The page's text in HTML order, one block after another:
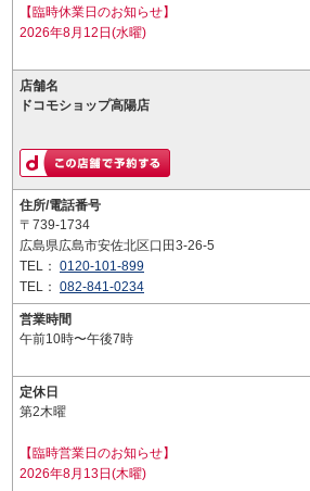
【臨時休業日のお知らせ】
2026年8月12日(水曜)
店舗名
ドコモショップ高陽店
住所/電話番号
〒739-1734
広島県広島市安佐北区口田3-26-5
TEL： 0120-101-899
TEL： 082-841-0234
営業時間
午前10時〜午後7時
定休日
第2木曜
【臨時営業日のお知らせ】
2026年8月13日(木曜)